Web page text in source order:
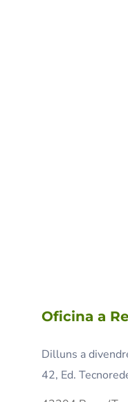
Oficina a
Dilluns a
42, Ed.